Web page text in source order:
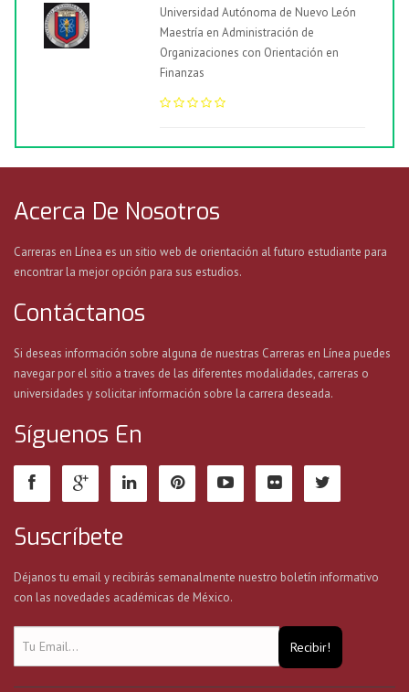
Universidad Autónoma de Nuevo León
Maestría en Administración de
Organizaciones con Orientación en
Finanzas
Acerca De Nosotros
Carreras en Línea es un sitio web de orientación al futuro estudiante para
encontrar la mejor opción para sus estudios.
Contáctanos
Si deseas información sobre alguna de nuestras Carreras en Línea puedes
navegar por el sitio a traves de las diferentes modalidades, carreras o
universidades y solicitar información sobre la carrera deseada.
Síguenos En
Suscríbete
Déjanos tu email y recibirás semanalmente nuestro boletín informativo
con las novedades académicas de México.
Recibir!